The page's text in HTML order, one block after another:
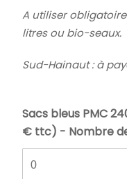
A utiliser
litres ou bio-seaux.
Sud-Hainaut : à
Sacs bleus PMC
€ ttc) - Nombre